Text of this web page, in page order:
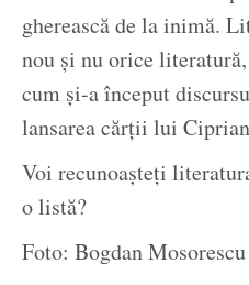
gherească de la inimă.
nou și nu orice
cum și-a început
lansarea cărții lui
Voi recunoașteți
o listă?
Foto: Bogdan Mosorescu